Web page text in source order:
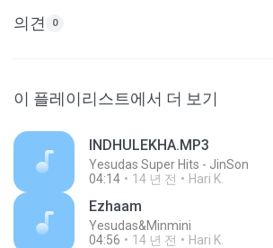
의견 0
이 플레이리스트에서 더 보기
INDHULEKHA.MP3
Yesudas Super Hits - JinSon
04:14
14 년 전 Hari K.
Ezhaam
Yesudas&Minmini
04:56
14 년 전 Hari K.